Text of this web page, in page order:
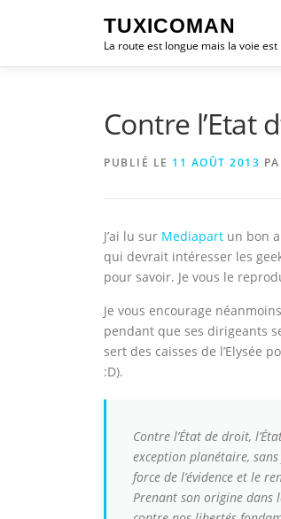
TUXICOMAN
La route est longue mais la voie est
Contre l’Etat
PUBLIÉ LE 11 AOÛT 2013
J’ai lu sur Mediapart un bon
qui devrait intéresser les
pour savoir. Je vous le
Je vous encourage
pendant que ses dirigeants
sert des caisses de l’Elysée
:D).
Contre l’État de droit,
exception planétaire,
force de l’évidence et le
Prenant son origine dans